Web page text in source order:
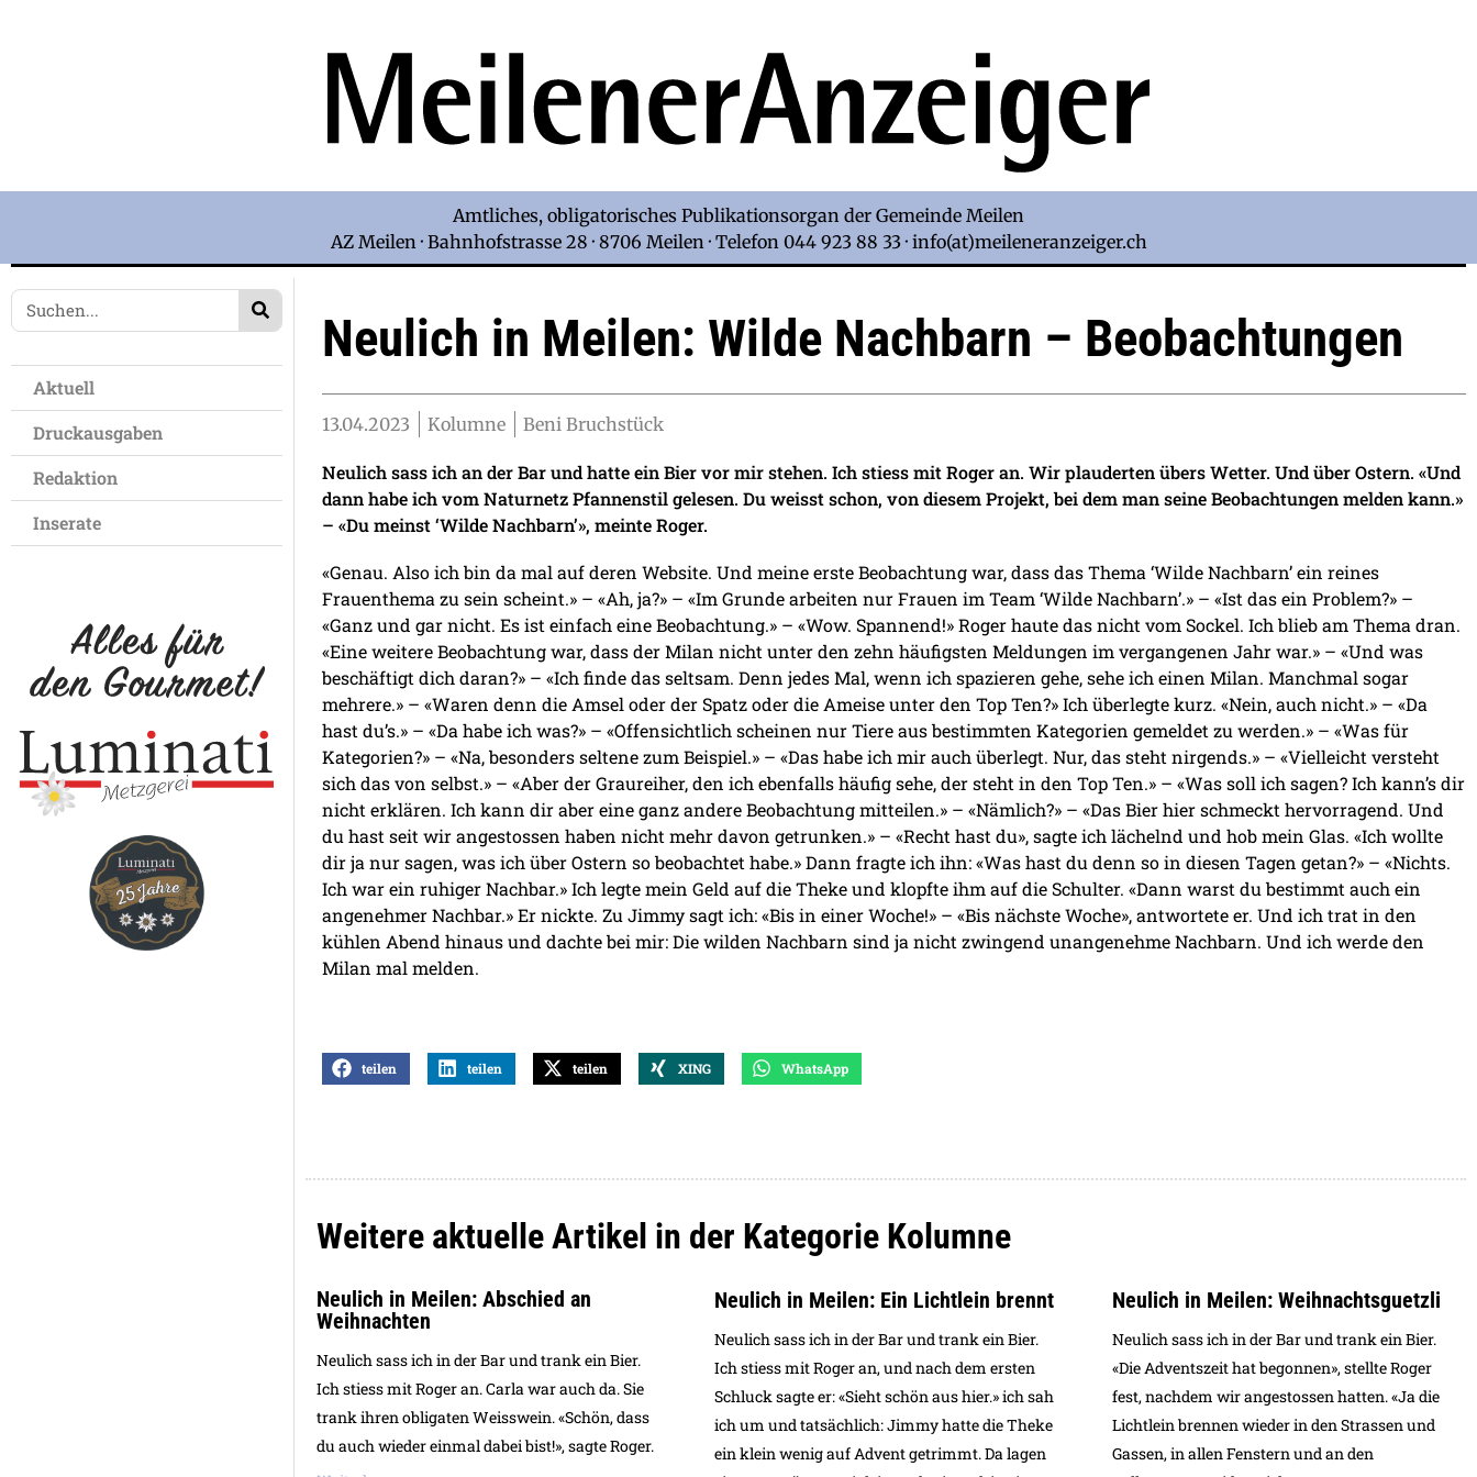
Amtliches, obligatorisches Publikationsorgan der Gemeinde Meilen
AZ Meilen · Bahnhofstrasse 28 · 8706 Meilen · Telefon 044 923 88 33 · info(at)meileneranzeiger.ch
Aktuell
Druckausgaben
Redaktion
Inserate
Neulich in Meilen: Wilde Nachbarn – Beobachtungen
13.04.2023 Kolumne Beni Bruchstück
Neulich sass ich an der Bar und hatte ein Bier vor mir stehen. Ich stiess mit Roger an. Wir plauderten übers Wetter. Und über Ostern. «Und
dann habe ich vom Naturnetz Pfannenstil gelesen. Du weisst schon, von diesem Projekt, bei dem man seine Beobachtungen melden kann.»
– «Du meinst ‘Wilde Nachbarn’», meinte Roger.
«Genau. Also ich bin da mal auf deren Website. Und meine erste Beobachtung war, dass das Thema ‘Wilde Nachbarn’ ein reines
Frauenthema zu sein scheint.» – «Ah, ja?» – «Im Grunde arbeiten nur Frauen im Team ‘Wilde Nachbarn’.» – «Ist das ein Problem?» –
«Ganz und gar nicht. Es ist einfach eine Beobachtung.» – «Wow. Spannend!» Roger haute das nicht vom Sockel. Ich blieb am Thema dran.
«Eine weitere Beobachtung war, dass der Milan nicht unter den zehn häufigsten Meldungen im vergangenen Jahr war.» – «Und was
beschäftigt dich daran?» – «Ich finde das seltsam. Denn jedes Mal, wenn ich spazieren gehe, sehe ich einen Milan. Manchmal sogar
mehrere.» – «Waren denn die Amsel oder der Spatz oder die Ameise unter den Top Ten?» Ich überlegte kurz. «Nein, auch nicht.» – «Da
hast du’s.» – «Da habe ich was?» – «Offensichtlich scheinen nur Tiere aus bestimmten Kategorien gemeldet zu werden.» – «Was für
Kategorien?» – «Na, besonders seltene zum Beispiel.» – «Das habe ich mir auch überlegt. Nur, das steht nirgends.» – «Vielleicht versteht
sich das von selbst.» – «Aber der Graureiher, den ich ebenfalls häufig sehe, der steht in den Top Ten.» – «Was soll ich sagen? Ich kann’s dir
nicht erklären. Ich kann dir aber eine ganz andere Beobachtung mitteilen.» – «Nämlich?» – «Das Bier hier schmeckt hervorragend. Und
du hast seit wir angestossen haben nicht mehr davon getrunken.» – «Recht hast du», sagte ich lächelnd und hob mein Glas. «Ich wollte
dir ja nur sagen, was ich über Ostern so beobachtet habe.» Dann fragte ich ihn: «Was hast du denn so in diesen Tagen getan?» – «Nichts.
Ich war ein ruhiger Nachbar.» Ich legte mein Geld auf die Theke und klopfte ihm auf die Schulter. «Dann warst du bestimmt auch ein
angenehmer Nachbar.» Er nickte. Zu Jimmy sagt ich: «Bis in einer Woche!» – «Bis nächste Woche», antwortete er. Und ich trat in den
kühlen Abend hinaus und dachte bei mir: Die wilden Nachbarn sind ja nicht zwingend unangenehme Nachbarn. Und ich werde den
Milan mal melden.
teilen teilen teilen XING WhatsApp
Weitere aktuelle Artikel in der Kategorie Kolumne
Neulich in Meilen: Abschied an
Weihnachten
Neulich sass ich in der Bar und trank ein Bier.
Ich stiess mit Roger an. Carla war auch da. Sie
trank ihren obligaten Weisswein. «Schön, dass
du auch wieder einmal dabei bist!», sagte Roger.
Neulich in Meilen: Ein Lichtlein brennt
Neulich sass ich in der Bar und trank ein Bier.
Ich stiess mit Roger an, und nach dem ersten
Schluck sagte er: «Sieht schön aus hier.» ich sah
ich um und tatsächlich: Jimmy hatte die Theke
ein klein wenig auf Advent getrimmt. Da lagen
Neulich in Meilen: Weihnachtsguetzli
Neulich sass ich in der Bar und trank ein Bier.
«Die Adventszeit hat begonnen», stellte Roger
fest, nachdem wir angestossen hatten. «Ja die
Lichtlein brennen wieder in den Strassen und
Gassen, in allen Fenstern und an den